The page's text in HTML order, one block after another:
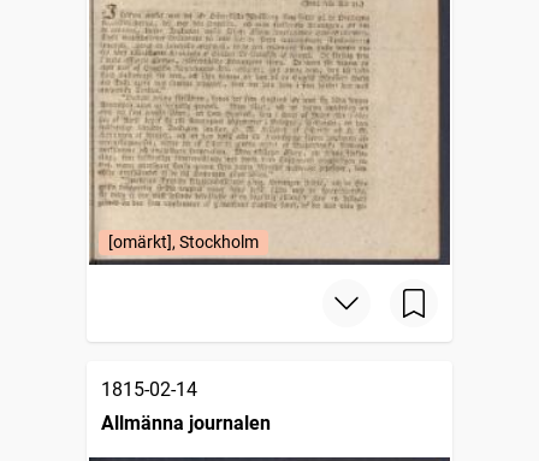
[omärkt], Stockholm
1815-02-14
Allmänna journalen